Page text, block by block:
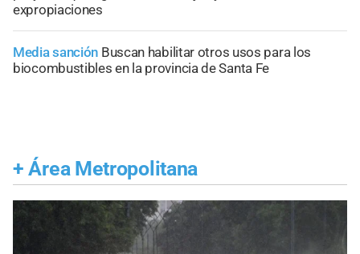
expropiaciones
Media sanción Buscan habilitar otros usos para los
biocombustibles en la provincia de Santa Fe
+ Área Metropolitana